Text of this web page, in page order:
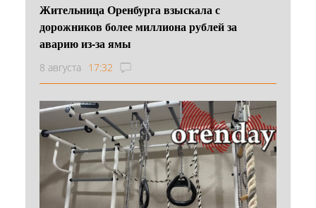
Жительница Оренбурга взыскала с
дорожников более миллиона рублей за
аварию из-за ямы
8 августа 17:32